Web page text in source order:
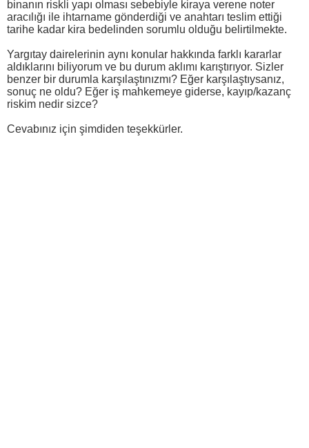
binanın riskli yapı olması sebebiyle kiraya verene noter
aracılığı ile ihtarname gönderdiği ve anahtarı teslim ettiği
tarihe kadar kira bedelinden sorumlu olduğu belirtilmekte.
Yargıtay dairelerinin aynı konular hakkında farklı kararlar
aldıklarını biliyorum ve bu durum aklımı karıştırıyor. Sizler
benzer bir durumla karşılaştınızmı? Eğer karşılaştıysanız,
sonuç ne oldu? Eğer iş mahkemeye giderse, kayıp/kazanç
riskim nedir sizce?
Cevabınız için şimdiden teşekkürler.